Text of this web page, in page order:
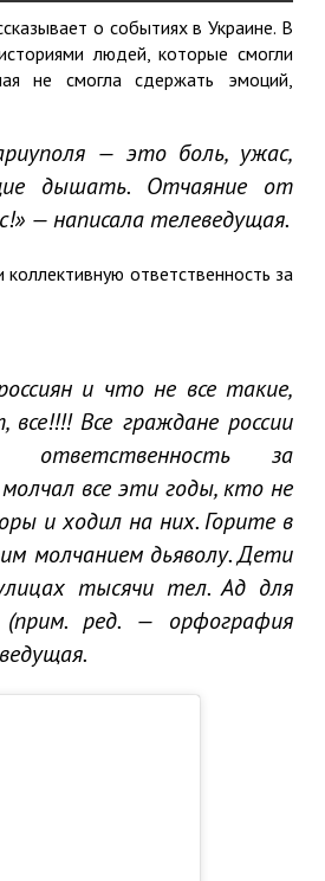
о событиях в Украине. В
людей, которые смогли
не смогла сдержать эмоций,
— это боль, ужас,
дышать. Отчаяние от
— написала телеведущая.
ответственность за
и что не все такие,
Все граждане россии
ответственность за
все эти годы, кто не
и ходил на них. Горите в
молчанием дьяволу. Дети
тысячи тел. Ад для
(прим. ред. — орфография